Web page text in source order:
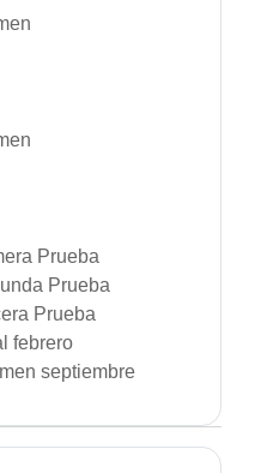
Prueba
Prueba
Prueba
febrero
septiembre